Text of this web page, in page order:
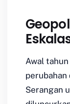
Awal
Serangan